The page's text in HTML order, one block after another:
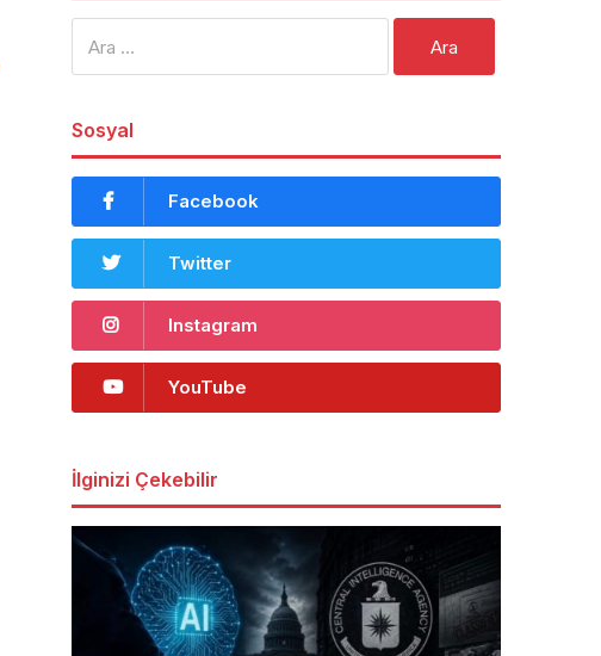
Sosyal
Facebook
Twitter
Instagram
YouTube
İlginizi Çekebilir